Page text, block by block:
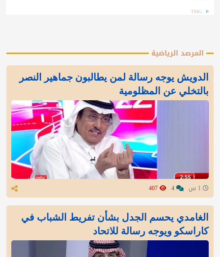
TMG
المرصد الرياضية
الدويش يوجه رسالة لمن يطالبون جماهير النصر
بالتخلي عن المظلومية
الغامدي يحسم الجدل بشأن تفريط الشباب في
كاراسكو ويوجه رسالة للاتحاد